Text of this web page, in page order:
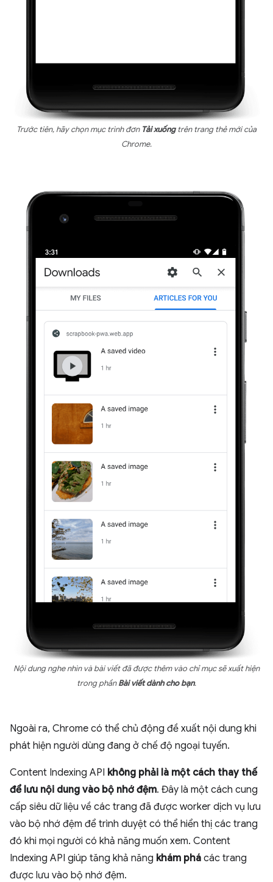
Trước tiên, hãy chọn mục trình đơn Tải xuốngtrên trang thẻ mới của
Chrome.
Nội dung nghe nhìn và bài viết đã được thêm vào chỉ mục sẽ xuất hiện
trong phầnBài viết dành cho bạn.
Ngoài ra, Chrome có thể chủ động đề xuất nội dung khi
phát hiện người dùng đang ở chế độ ngoại tuyến.
Content Indexing API không phải là một cách thay thế
để lưu nội dung vào bộ nhớ đệm. Đây là một cách cung
cấp siêu dữ liệu về các trang đã được worker dịch vụ lưu
vào bộ nhớ đệm để trình duyệt có thể hiển thị các trang
đó khi mọi người có khả năng muốn xem. Content
Indexing API giúp tăng khả năng khám phá các trang
được lưu vào bộ nhớ đệm.